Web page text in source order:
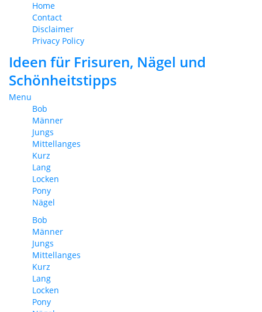
Home
Contact
Disclaimer
Privacy Policy
Ideen für Frisuren, Nägel und
Schönheitstipps
Menu
Bob
Männer
Jungs
Mittellanges
Kurz
Lang
Locken
Pony
Nägel
Bob
Männer
Jungs
Mittellanges
Kurz
Lang
Locken
Pony